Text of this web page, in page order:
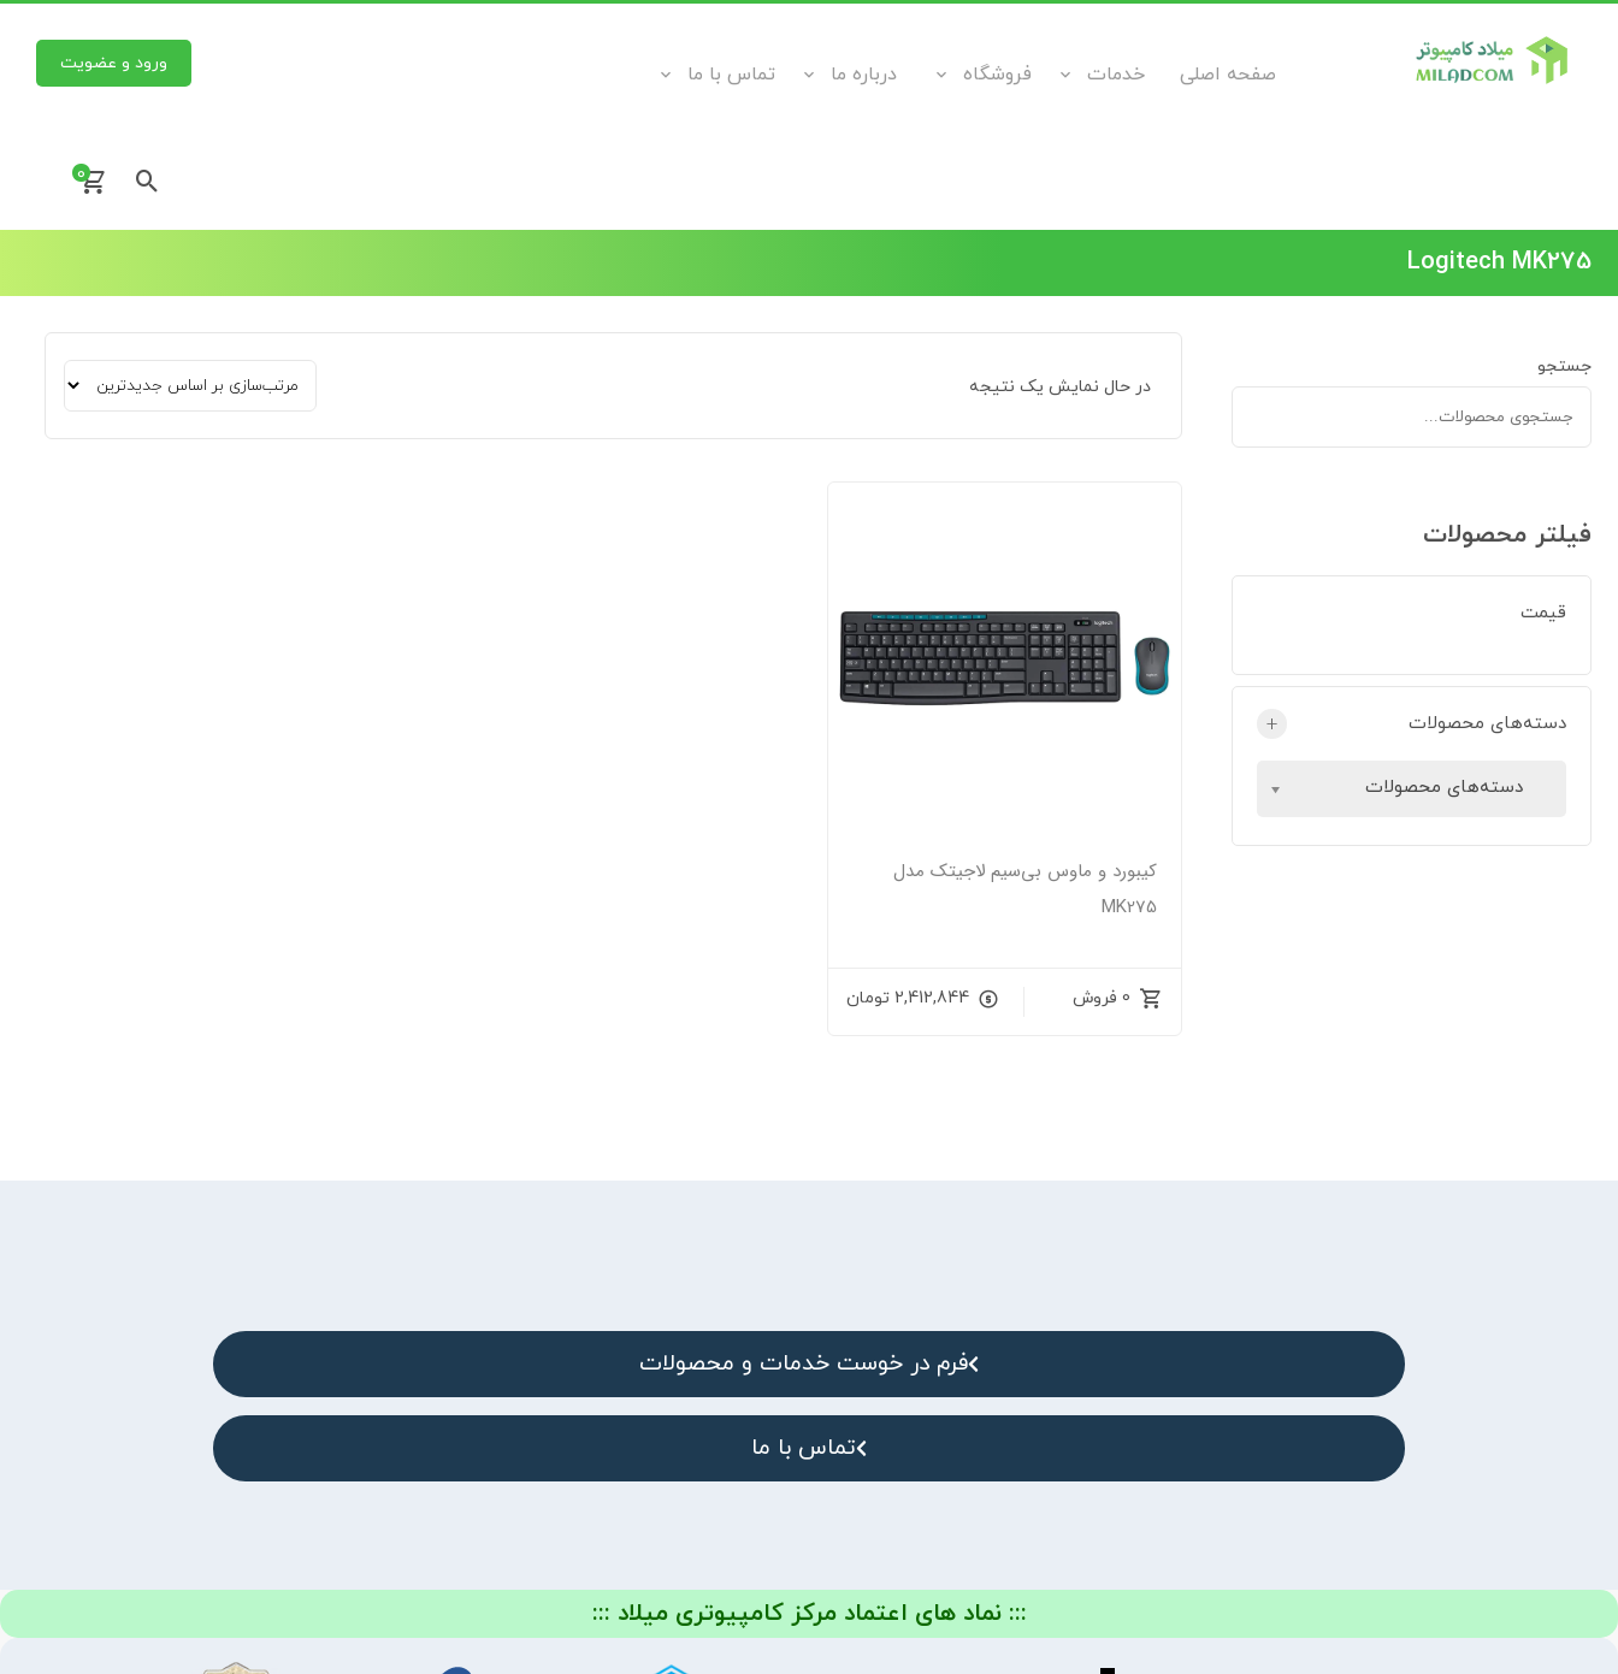
صفحه اصلی خدمات فروشگاه درباره ما تماس با ما ورود و عضویت
0
Logitech MK275
در حال نمایش یک نتیجه
کیبورد و ماوس بی‌سیم لاجیتک مدل
MK275
0 فروش 2,412,844 تومان
جستجو
فیلتر محصولات
قیمت
دسته‌های محصولات +
دسته‌های محصولات
فرم در خوست خدمات و محصولات
تماس با ما
::: نماد های اعتماد مرکز کامپیوتری میلاد :::